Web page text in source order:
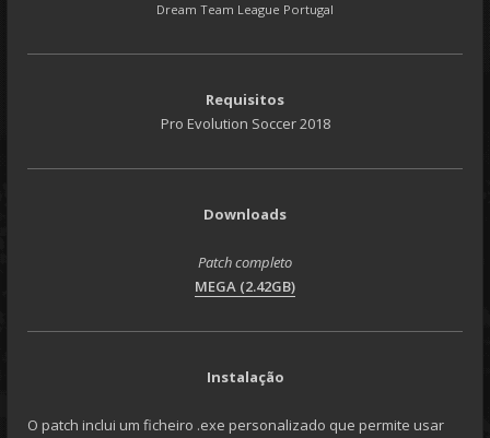
Dream Team League Portugal
Requisitos
Pro Evolution Soccer 2018
Downloads
Patch completo
MEGA (2.42GB)
Instalação
O patch inclui um ficheiro .exe personalizado que permite usar